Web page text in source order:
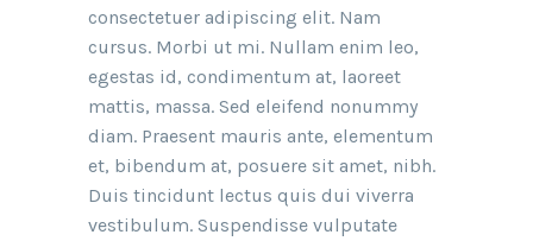
consectetuer adipiscing elit. Nam
cursus. Morbi ut mi. Nullam enim leo,
egestas id, condimentum at, laoreet
mattis, massa. Sed eleifend nonummy
diam. Praesent mauris ante, elementum
et, bibendum at, posuere sit amet, nibh.
Duis tincidunt lectus quis dui viverra
vestibulum. Suspendisse vulputate